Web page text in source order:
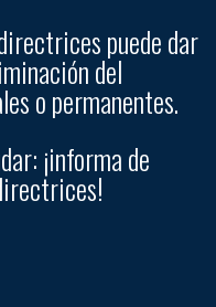
puede dar
del
o permanentes.
¡informa de